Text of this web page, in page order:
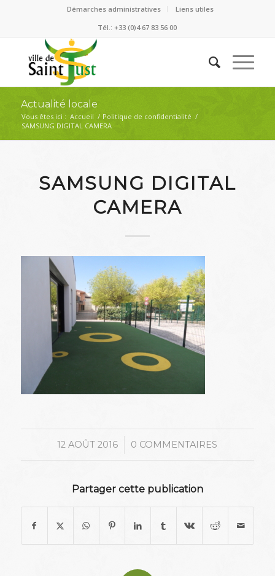
Démarches administratives
Liens utiles
Tél.: +33 (0)4 67 83 56 00
Actualité locale
Vous êtes ici : Accueil / Politique de confidentialité /
SAMSUNG DIGITAL CAMERA
SAMSUNG DIGITAL
CAMERA
12 AOÛT 2016
/ 0 COMMENTAIRES
Partager cette publication